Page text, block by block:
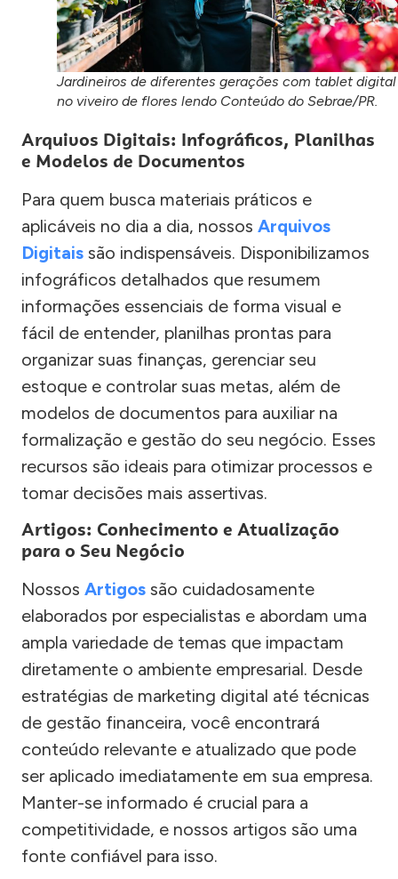
Jardineiros de diferentes gerações com tablet digital
no viveiro de flores lendo Conteúdo do Sebrae/PR.
Arquivos Digitais: Infográficos, Planilhas
e Modelos de Documentos
Para quem busca materiais práticos e
aplicáveis no dia a dia, nossos Arquivos
Digitais são indispensáveis. Disponibilizamos
infográficos detalhados que resumem
informações essenciais de forma visual e
fácil de entender, planilhas prontas para
organizar suas finanças, gerenciar seu
estoque e controlar suas metas, além de
modelos de documentos para auxiliar na
formalização e gestão do seu negócio. Esses
recursos são ideais para otimizar processos e
tomar decisões mais assertivas.
Artigos: Conhecimento e Atualização
para o Seu Negócio
Nossos Artigos são cuidadosamente
elaborados por especialistas e abordam uma
ampla variedade de temas que impactam
diretamente o ambiente empresarial. Desde
estratégias de marketing digital até técnicas
de gestão financeira, você encontrará
conteúdo relevante e atualizado que pode
ser aplicado imediatamente em sua empresa.
Manter-se informado é crucial para a
competitividade, e nossos artigos são uma
fonte confiável para isso.